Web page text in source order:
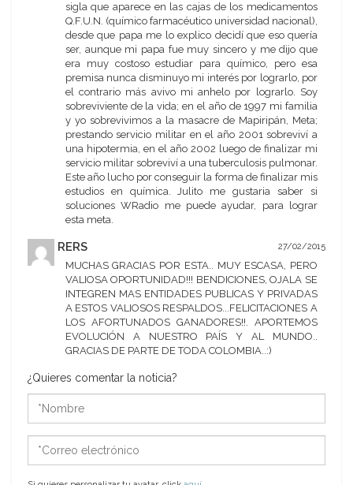
sigla que aparece en las cajas de los medicamentos
Q.F.U.N. (químico farmacéutico universidad nacional),
desde que papa me lo explico decidí que eso quería
ser, aunque mi papa fue muy sincero y me dijo que
era muy costoso estudiar para químico, pero esa
premisa nunca disminuyo mi interés por lograrlo, por
el contrario más avivo mi anhelo por lograrlo. Soy
sobreviviente de la vida; en el año de 1997 mi familia
y yo sobrevivimos a la masacre de Mapiripán, Meta;
prestando servicio militar en el año 2001 sobreviví a
una hipotermia, en el año 2002 luego de finalizar mi
servicio militar sobreviví a una tuberculosis pulmonar.
Este año lucho por conseguir la forma de finalizar mis
estudios en química. Julito me gustaria saber si
soluciones WRadio me puede ayudar, para lograr
esta meta.
RERS 27/02/2015
MUCHAS GRACIAS POR ESTA.. MUY ESCASA, PERO
VALIOSA OPORTUNIDAD!!! BENDICIONES, OJALA SE
INTEGREN MAS ENTIDADES PUBLICAS Y PRIVADAS
A ESTOS VALIOSOS RESPALDOS...FELICITACIONES A
LOS AFORTUNADOS GANADORES!!. APORTEMOS
EVOLUCIÓN A NUESTRO PAÍS Y AL MUNDO..
GRACIAS DE PARTE DE TODA COLOMBIA..:)
¿Quieres comentar la noticia?
*Nombre
*Correo
electrónico